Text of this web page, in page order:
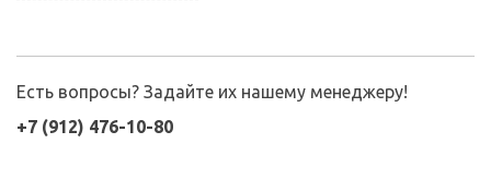
Есть вопросы? Задайте их нашему менеджеру!
+7 (912) 476-10-80